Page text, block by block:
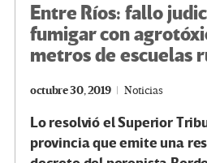
Entre Ríos: fallo
fumigar con
metros de escuelas
octubre 30, 2019 Noticias
Lo resolvió el Superior
provincia que emite una